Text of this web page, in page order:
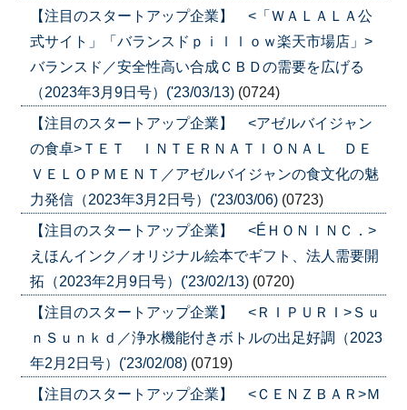
【注目のスタートアップ企業】 <「ＷＡＬＡＬＡ公
式サイト」「バランスドｐｉｌｌｏｗ楽天市場店」>
バランスド／安全性高い合成ＣＢＤの需要を広げる
（2023年3月9日号）('23/03/13) (0724)
【注目のスタートアップ企業】 <アゼルバイジャン
の食卓>ＴＥＴ ＩＮＴＥＲＮＡＴＩＯＮＡＬ ＤＥ
ＶＥＬＯＰＭＥＮＴ／アゼルバイジャンの食文化の魅
力発信（2023年3月2日号）('23/03/06) (0723)
【注目のスタートアップ企業】 <ÉＨＯＮＩＮＣ．>
えほんインク／オリジナル絵本でギフト、法人需要開
拓（2023年2月9日号）('23/02/13) (0720)
【注目のスタートアップ企業】 <ＲＩＰＵＲＩ>Ｓｕ
ｎＳｕｎｋｄ／浄水機能付きボトルの出足好調（2023
年2月2日号）('23/02/08) (0719)
【注目のスタートアップ企業】 <ＣＥＮＺＢＡＲ>Ｍ